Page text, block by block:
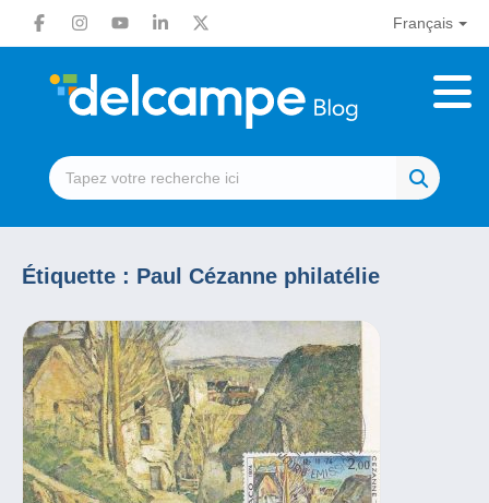
Français
Étiquette : Paul Cézanne philatélie